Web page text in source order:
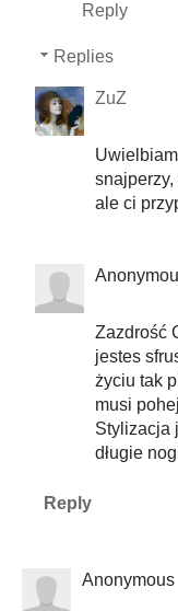
Reply
Replies
ZuZ
ale ci
Zazdrość
jestes
życiu tak
musi
Stylizacja
długie
Reply
Anonymous